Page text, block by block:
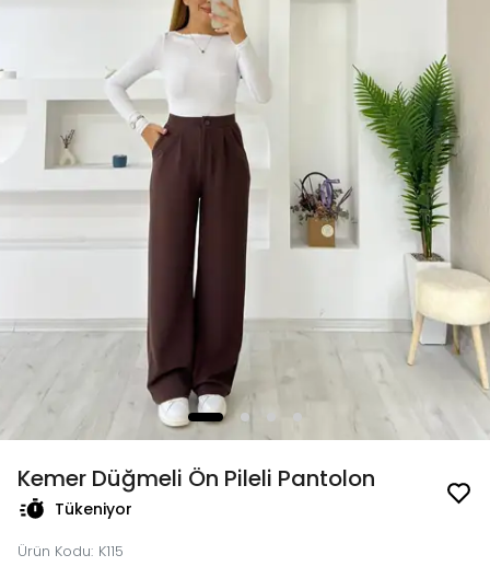
Kemer Düğmeli Ön Pileli Pantolon
Tükeniyor
Ürün Kodu: K115